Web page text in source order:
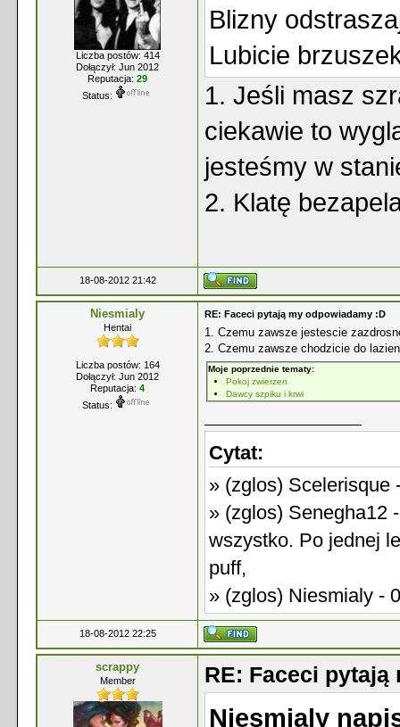
Liczba postów: 414
Dołączył: Jun 2012
Reputacja: 29
Status:
Blizny
Lubicie
1. Jeśli masz
ciekawie to
jesteśmy w
2. Klatę
18-08-2012 21:42
Niesmialy
Hentai
Liczba postów: 164
Dołączył: Jun 2012
Reputacja: 4
Status:
RE: Faceci pytają my odpowiadamy :D
1. Czemu zawsze jestescie
2. Czemu zawsze chodzicie do
Moje poprzednie tematy:
Pokoj zwierzen
Dawcy szpiku i krwi
Cytat:
» (zglos) Scelerisque
» (zglos) Senegha12
wszystko. Po jednej
puff,
» (zglos) Niesmialy -
18-08-2012 22:25
scrappy
Member RE: Faceci pytają
Niesmialy